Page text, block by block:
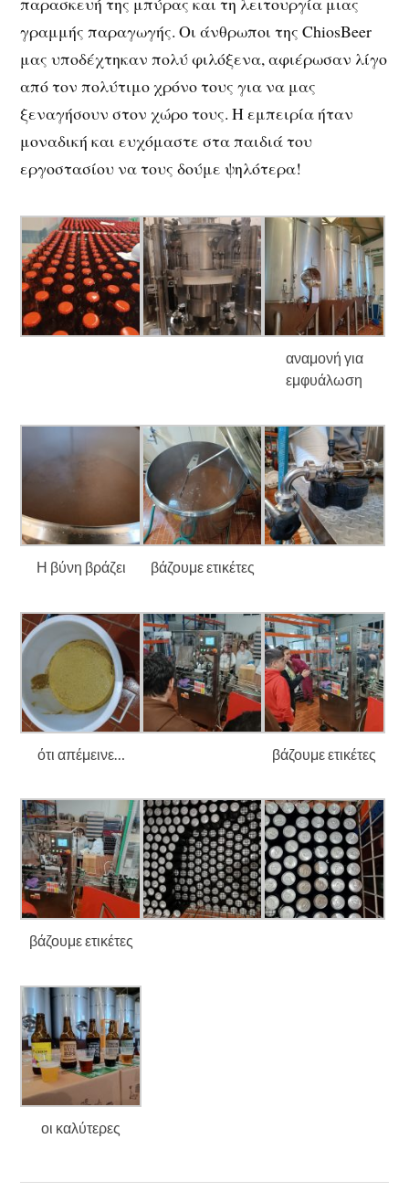
γραμμής παραγωγής. Οι άνθρωποι της ChiosBeer
μας υποδέχτηκαν πολύ φιλόξενα, αφιέρωσαν λίγο
από τον πολύτιμο χρόνο τους για να μας
ξεναγήσουν στον χώρο τους. Η εμπειρία ήταν
μοναδική και ευχόμαστε στα παιδιά του
εργοστασίου να τους δούμε ψηλότερα!
αναμονή για
εμφυάλωση
Η βύνη βράζει βάζουμε ετικέτες
ότι απέμεινε… βάζουμε ετικέτες
βάζουμε ετικέτες
οι καλύτερες